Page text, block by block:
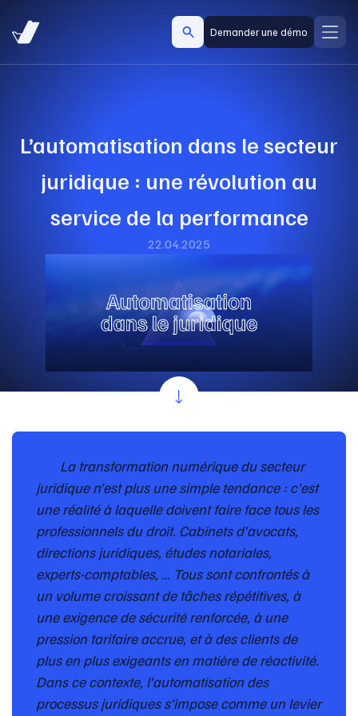
Demander une démo
L’automatisation dans le secteur
juridique : une révolution au
service de la performance
22.04.2025
La transformation numérique du secteur
juridique n’est plus une simple tendance : c’est
une réalité à laquelle doivent faire face tous les
professionnels du droit. Cabinets d’avocats,
directions juridiques, études notariales,
experts-comptables, … Tous sont confrontés à
un volume croissant de tâches répétitives, à
une exigence de sécurité renforcée, à une
pression tarifaire accrue, et à des clients de
plus en plus exigeants en matière de réactivité.
Dans ce contexte, l’automatisation des
processus juridiques s’impose comme un levier